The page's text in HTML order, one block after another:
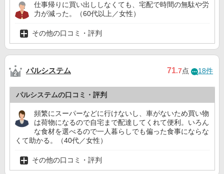
仕事帰りに買い出ししなくても、宅配で時間の無駄や労
力が減った。（60代以上／女性）
その他の口コミ・評判
パルシステム 71.7点 18件
パルシステムの口コミ・評判
頻繁にスーパーなどに行けないし、車がないため買い物
は荷物になるので自宅まで配達してくれて便利。いろん
な食材を選べるので一人暮らしでも偏った食事にならな
くて助かる。（40代／女性）
その他の口コミ・評判